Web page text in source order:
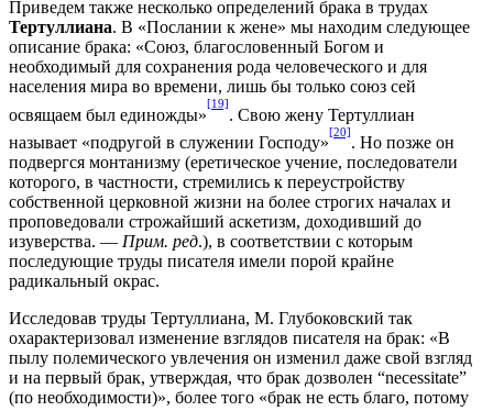
Приведем также несколько определений брака в трудах
Тертуллиана. В «Послании к жене» мы находим следующее
описание брака: «Cоюз, благословенный Богом и
необходимый для сохранения рода человеческого и для
населения мира во времени, лишь бы только союз сей
освящаем был единожды»
[19]
. Свою жену Тертуллиан
называет «подругой в служении Господу»
[20]
. Но позже он
подвергся монтанизму (еретическое учение, последователи
которого, в частности, стремились к переустройству
собственной церковной жизни на более строгих началах и
проповедовали строжайший аскетизм, доходивший до
изуверства. — Прим. ред.), в соответствии с которым
последующие труды писателя имели порой крайне
радикальный окрас.
Исследовав труды Тертуллиана, М. Глубоковский так
охарактеризовал изменение взглядов писателя на брак: «В
пылу полемического увлечения он изменил даже свой взгляд
и на первый брак, утверждая, что брак дозволен “necessitate”
(по необходимости)», более того «брак не есть благо, потому